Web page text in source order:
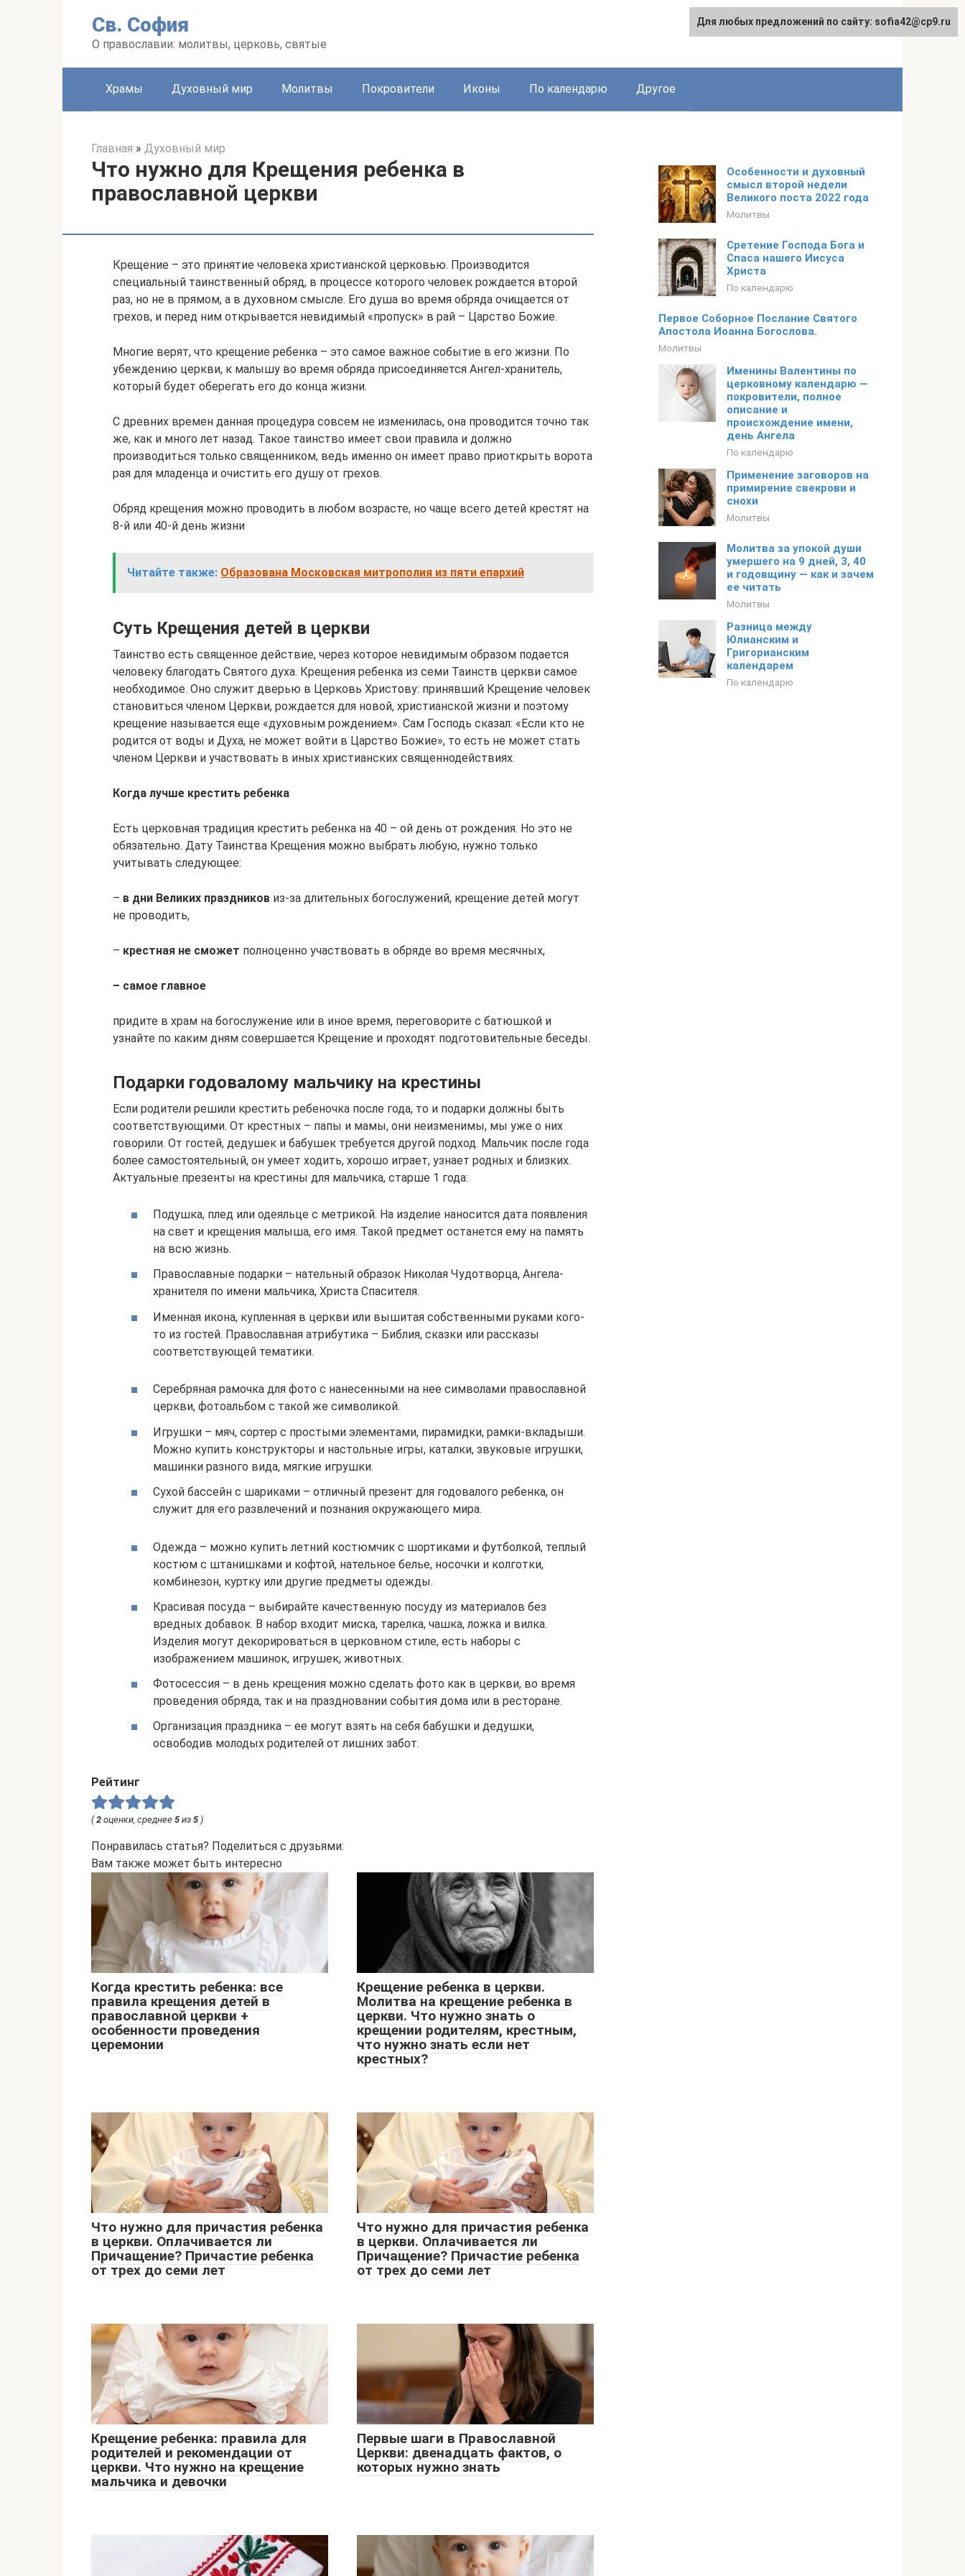
Св. София
О православии: молитвы, церковь, святые
Храмы Духовный мир Молитвы Покровители Иконы По календарю Другое
Главная » Духовный мир
Что нужно для Крещения ребенка в
православной церкви
Крещение – это принятие человека христианской церковью. Производится
специальный таинственный обряд, в процессе которого человек рождается второй
раз, но не в прямом, а в духовном смысле. Его душа во время обряда очищается от
грехов, и перед ним открывается невидимый «пропуск» в рай – Царство Божие.
Многие верят, что крещение ребенка – это самое важное событие в его жизни. По
убеждению церкви, к малышу во время обряда присоединяется Ангел-хранитель,
который будет оберегать его до конца жизни.
С древних времен данная процедура совсем не изменилась, она проводится точно так
же, как и много лет назад. Такое таинство имеет свои правила и должно
производиться только священником, ведь именно он имеет право приоткрыть ворота
рая для младенца и очистить его душу от грехов.
Обряд крещения можно проводить в любом возрасте, но чаще всего детей крестят на
8-й или 40-й день жизни
Читайте также: Образована Московская митрополия из пяти епархий
Суть Крещения детей в церкви
Таинство есть священное действие, через которое невидимым образом подается
человеку благодать Святого духа. Крещения ребенка из семи Таинств церкви самое
необходимое. Оно служит дверью в Церковь Христову: принявший Крещение человек
становиться членом Церкви, рождается для новой, христианской жизни и поэтому
крещение называется еще «духовным рождением». Сам Господь сказал: «Если кто не
родится от воды и Духа, не может войти в Царство Божие», то есть не может стать
членом Церкви и участвовать в иных христианских священнодействиях.
Когда лучше крестить ребенка
Есть церковная традиция крестить ребенка на 40 – ой день от рождения. Но это не
обязательно. Дату Таинства Крещения можно выбрать любую, нужно только
учитывать следующее:
– в дни Великих праздников из-за длительных богослужений, крещение детей могут
не проводить,
– крестная не сможет полноценно участвовать в обряде во время месячных,
– самое главное
придите в храм на богослужение или в иное время, переговорите с батюшкой и
узнайте по каким дням совершается Крещение и проходят подготовительные беседы.
Подарки годовалому мальчику на крестины
Если родители решили крестить ребеночка после года, то и подарки должны быть
соответствующими. От крестных – папы и мамы, они неизменимы, мы уже о них
говорили. От гостей, дедушек и бабушек требуется другой подход. Мальчик после года
более самостоятельный, он умеет ходить, хорошо играет, узнает родных и близких.
Актуальные презенты на крестины для мальчика, старше 1 года:
Подушка, плед или одеяльце с метрикой. На изделие наносится дата появления
на свет и крещения малыша, его имя. Такой предмет останется ему на память
на всю жизнь.
Православные подарки – нательный образок Николая Чудотворца, Ангела-
хранителя по имени мальчика, Христа Спасителя.
Именная икона, купленная в церкви или вышитая собственными руками кого-
то из гостей. Православная атрибутика – Библия, сказки или рассказы
соответствующей тематики.
Серебряная рамочка для фото с нанесенными на нее символами православной
церкви, фотоальбом с такой же символикой.
Игрушки – мяч, сортер с простыми элементами, пирамидки, рамки-вкладыши.
Можно купить конструкторы и настольные игры, каталки, звуковые игрушки,
машинки разного вида, мягкие игрушки.
Сухой бассейн с шариками – отличный презент для годовалого ребенка, он
служит для его развлечений и познания окружающего мира.
Одежда – можно купить летний костюмчик с шортиками и футболкой, теплый
костюм с штанишками и кофтой, нательное белье, носочки и колготки,
комбинезон, куртку или другие предметы одежды.
Красивая посуда – выбирайте качественную посуду из материалов без
вредных добавок. В набор входит миска, тарелка, чашка, ложка и вилка.
Изделия могут декорироваться в церковном стиле, есть наборы с
изображением машинок, игрушек, животных.
Фотосессия – в день крещения можно сделать фото как в церкви, во время
проведения обряда, так и на праздновании события дома или в ресторане.
Организация праздника – ее могут взять на себя бабушки и дедушки,
освободив молодых родителей от лишних забот.
Рейтинг
(2 оценки, среднее 5 из 5 )
Понравилась статья? Поделиться с друзьями:
Вам также может быть интересно
Когда крестить ребенка: все
правила крещения детей в
православной церкви +
особенности проведения
церемонии
Крещение ребенка в церкви.
Молитва на крещение ребенка в
церкви. Что нужно знать о
крещении родителям, крестным,
что нужно знать если нет
крестных?
Что нужно для причастия ребенка
в церкви. Оплачивается ли
Причащение? Причастие ребенка
от трех до семи лет
Что нужно для причастия ребенка
в церкви. Оплачивается ли
Причащение? Причастие ребенка
от трех до семи лет
Крещение ребенка: правила для
родителей и рекомендации от
церкви. Что нужно на крещение
мальчика и девочки
Первые шаги в Православной
Церкви: двенадцать фактов, о
которых нужно знать
Особенности и духовный
смысл второй недели
Великого поста 2022 года
Молитвы
Сретение Господа Бога и
Спаса нашего Иисуса
Христа
По календарю
Первое Соборное Послание Святого
Апостола Иоанна Богослова.
Молитвы
Именины Валентины по
церковному календарю —
покровители, полное
описание и
происхождение имени,
день Ангела
По календарю
Применение заговоров на
примирение свекрови и
снохи
Молитвы
Молитва за упокой души
умершего на 9 дней, 3, 40
и годовщину — как и зачем
ее читать
Молитвы
Разница между
Юлианским и
Григорианским
календарем
По календарю
Для любых предложений по сайту: sofia42@cp9.ru